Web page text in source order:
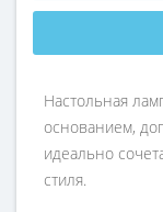
Настольная
основанием,
идеально
стиля.